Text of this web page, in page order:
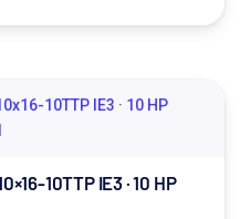
10TTP IE3 · 10 HP